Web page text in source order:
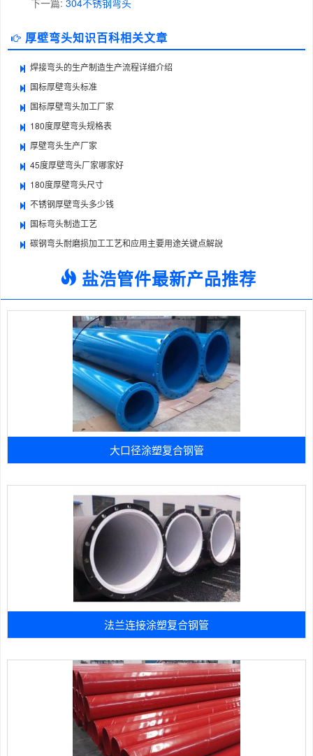
下一篇: 304不锈钢弯头
厚壁弯头知识百科相关文章
焊接弯头的生产制造生产流程详细介绍
国标厚壁弯头标准
国标厚壁弯头加工厂家
180度厚壁弯头规格表
厚壁弯头生产厂家
45度厚壁弯头厂家哪家好
180度厚壁弯头尺寸
不锈钢厚壁弯头多少钱
国标弯头制造工艺
碳钢弯头耐磨损加工工艺和应用主要用途关键点解說
盐浩管件最新产品推荐
大口径涂塑复合钢管
法兰连接涂塑复合钢管